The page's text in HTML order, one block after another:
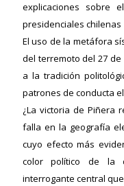
explicaciones sobre
presidenciales chilenas
El uso de la metáfora
del terremoto del 27
a la tradición
patrones de conducta
¿La victoria de Piñera
falla en la geografía
cuyo efecto más
color político de la
interrogante central